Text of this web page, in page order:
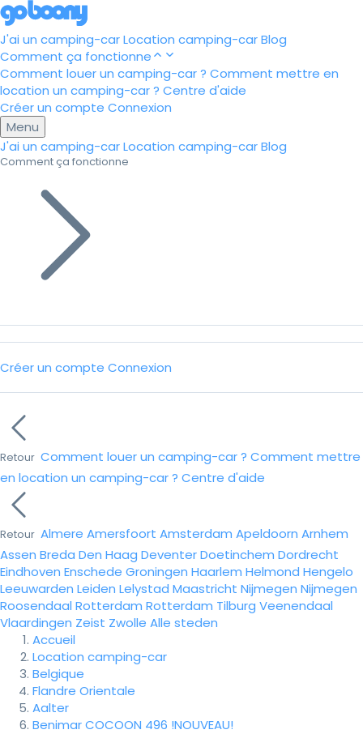
J'ai un camping-carLocation camping-carBlog
Comment ça fonctionne
Comment louer un camping-car ? Comment mettre en
location un camping-car ? Centre d'aide
Créer un compte Connexion
Menu
J'ai un camping-carLocation camping-carBlog
Comment ça fonctionne
Créer un compte Connexion
Retour Comment louer un camping-car ? Comment mettre
en location un camping-car ? Centre d'aide
Retour Almere Amersfoort Amsterdam Apeldoorn Arnhem
Assen Breda Den Haag DeventerDoetinchem Dordrecht
Eindhoven Enschede Groningen Haarlem Helmond Hengelo
Leeuwarden Leiden Lelystad Maastricht Nijmegen Nijmegen
Roosendaal Rotterdam Rotterdam Tilburg Veenendaal
Vlaardingen Zeist Zwolle Alle steden
Accueil
Location camping-car
Belgique
Flandre Orientale
Aalter
Benimar COCOON 496 !NOUVEAU!